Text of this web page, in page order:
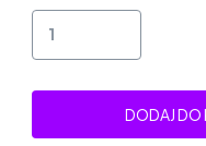
DODAJ